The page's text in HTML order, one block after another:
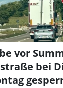
vor
bei